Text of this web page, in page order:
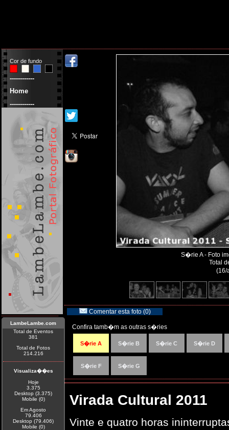
Cor de fundo
------------
Home
------------
LambeLambe.com
Total de Eventos
381
Total de Fotos
214.216
Visualiza��es
Hoje
3.375
Desktop (3.375)
Mobile (0)
Em Agosto
79.406
Desktop (79.406)
Mobile (0)
S�rie A - Foto
Total
(16/
Comentar esta foto (0)
Confira tamb�m as outras s�ries
S�rie A S�rie B S�rie C S�rie D
S�rie F S�rie G
Virada Cultural 2011
Vinte e quatro horas